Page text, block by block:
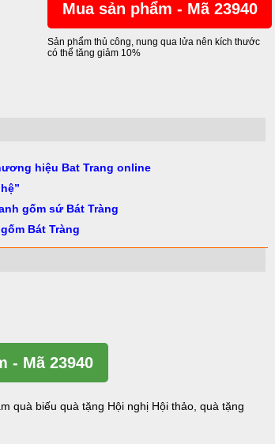
Mua sản phẩm - Mã 23940
Sản phẩm thủ công, nung qua lửa nên kích thước
có thể tăng giảm 10%
hiệu Bat Trang online
gốm sứ Bát Tràng
Bát Tràng
- Mã 23940
quà biếu quà tặng Hội nghị Hội thảo, quà tặng